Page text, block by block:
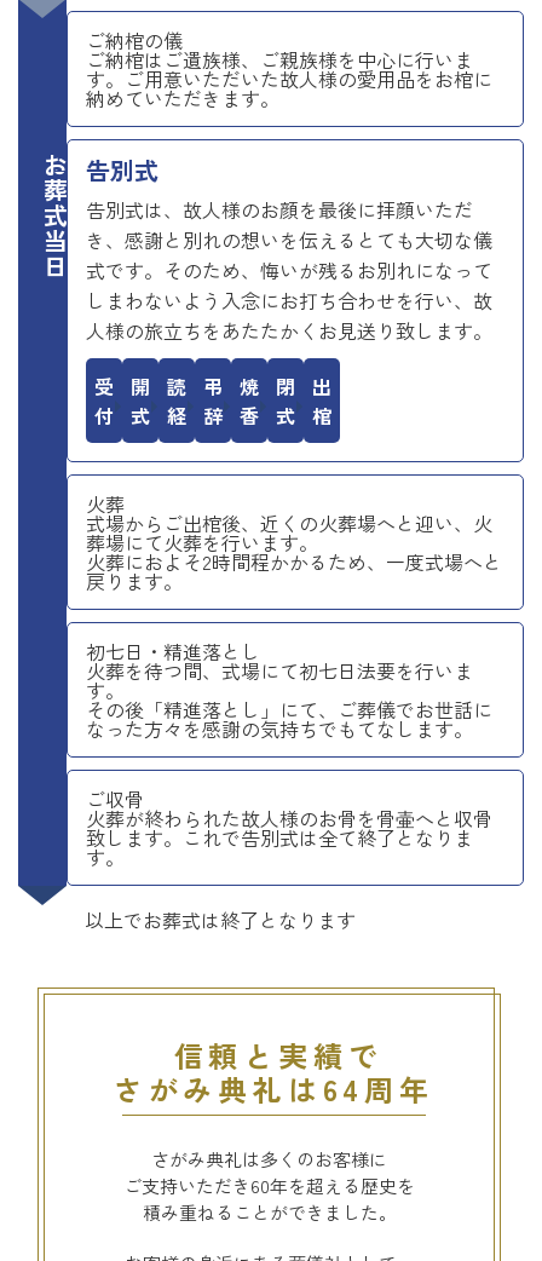
お葬式当日
ご納棺の儀
ご納棺はご遺族様、ご親族様を中心に行いま
す。ご用意いただいた故人様の愛用品をお棺に
納めていただきます。
告別式
告別式は、故人様のお顔を最後に拝顔いただ
き、感謝と別れの想いを伝えるとても大切な儀
式です。そのため、悔いが残るお別れになって
しまわないよう入念にお打ち合わせを行い、故
人様の旅立ちをあたたかくお見送り致します。
受付 開式 読経 弔辞 焼香 閉式 出棺
火葬
式場からご出棺後、近くの火葬場へと迎い、火
葬場にて火葬を行います。
火葬におよそ2時間程かかるため、一度式場へと
戻ります。
初七日・精進落とし
火葬を待つ間、式場にて初七日法要を行いま
す。
その後「精進落とし」にて、ご葬儀でお世話に
なった方々を感謝の気持ちでもてなします。
ご収骨
火葬が終わられた故人様のお骨を骨壷へと収骨
致します。これで告別式は全て終了となりま
す。
以上でお葬式は終了となります
信頼と実績で
さがみ典礼は64周年
さがみ典礼は多くのお客様に
ご支持いただき60年を超える歴史を
積み重ねることができました。